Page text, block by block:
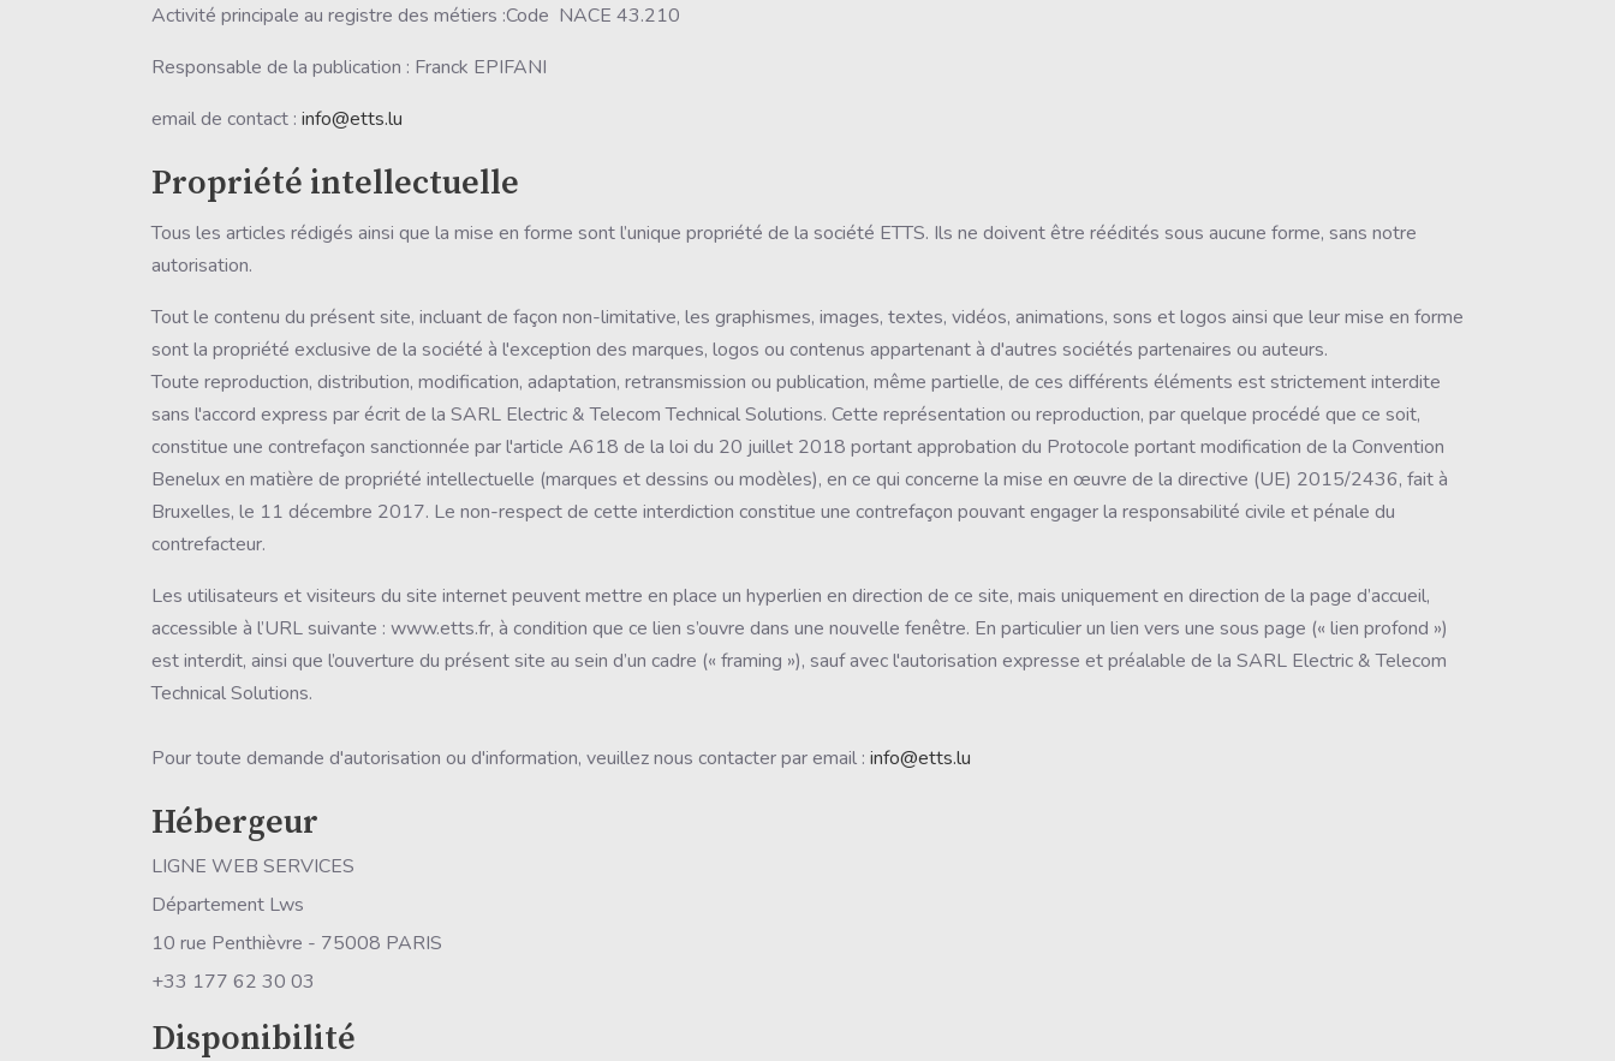
Activité principale au registre des métiers :Code NACE 43.210
Responsable de la publication : Franck EPIFANI
email de contact : info@etts.lu
Propriété intellectuelle
Tous les articles rédigés ainsi que la mise en forme sont l’unique propriété de la société ETTS. Ils ne doivent être réédités sous aucune forme, sans notre
autorisation.
Tout le contenu du présent site, incluant de façon non-limitative, les graphismes, images, textes, vidéos, animations, sons et logos ainsi que leur mise en forme
sont la propriété exclusive de la société à l'exception des marques, logos ou contenus appartenant à d'autres sociétés partenaires ou auteurs.
Toute reproduction, distribution, modification, adaptation, retransmission ou publication, même partielle, de ces différents éléments est strictement interdite
sans l'accord express par écrit de la SARL Electric & Telecom Technical Solutions. Cette représentation ou reproduction, par quelque procédé que ce soit,
constitue une contrefaçon sanctionnée par l'article A618 de la loi du 20 juillet 2018 portant approbation du Protocole portant modification de la Convention
Benelux en matière de propriété intellectuelle (marques et dessins ou modèles), en ce qui concerne la mise en œuvre de la directive (UE) 2015/2436, fait à
Bruxelles, le 11 décembre 2017. Le non-respect de cette interdiction constitue une contrefaçon pouvant engager la responsabilité civile et pénale du
contrefacteur.
Les utilisateurs et visiteurs du site internet peuvent mettre en place un hyperlien en direction de ce site, mais uniquement en direction de la page d’accueil,
accessible à l’URL suivante : www.etts.fr, à condition que ce lien s’ouvre dans une nouvelle fenêtre. En particulier un lien vers une sous page (« lien profond »)
est interdit, ainsi que l’ouverture du présent site au sein d’un cadre (« framing »), sauf avec l'autorisation expresse et préalable de la SARL Electric & Telecom
Technical Solutions.
Pour toute demande d'autorisation ou d'information, veuillez nous contacter par email : info@etts.lu
Hébergeur
LIGNE WEB SERVICES
Département Lws
10 rue Penthièvre - 75008 PARIS
+33 177 62 30 03
Disponibilité